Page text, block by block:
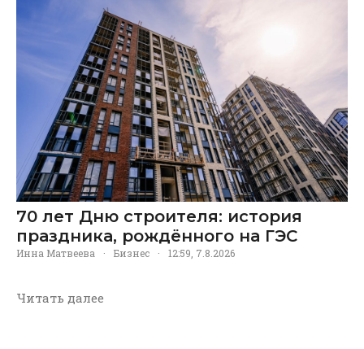
70 лет Дню строителя: история
праздника, рождённого на ГЭС
Инна Матвеева · Бизнес · 12:59, 7.8.2026
Читать далее